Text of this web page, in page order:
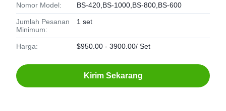
Nomor Model: BS-420,BS-1000,BS-800,BS-600
Jumlah Pesanan
Minimum:
1 set
Harga: $950.00 - 3900.00/ Set
Kirim Sekarang